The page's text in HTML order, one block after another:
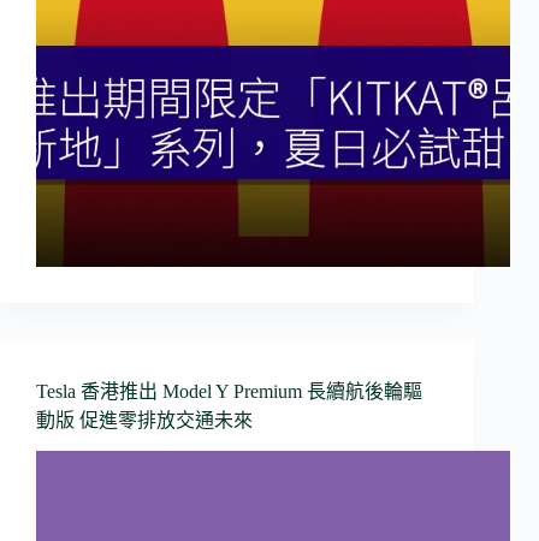
Tesla 香港推出 Model Y Premium 長續航後輪驅
動版 促進零排放交通未來